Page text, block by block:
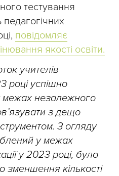
тестування
повідомляє
якості освіти.
учителів
році успішно
межах незалежного
з дещо
З огляду
у межах
у 2023 році, було
зменшення кількості